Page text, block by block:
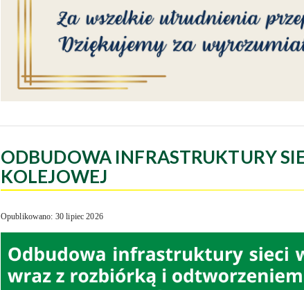
ODBUDOWA INFRASTRUKTURY
KOLEJOWEJ
Opublikowano: 30 lipiec 2026